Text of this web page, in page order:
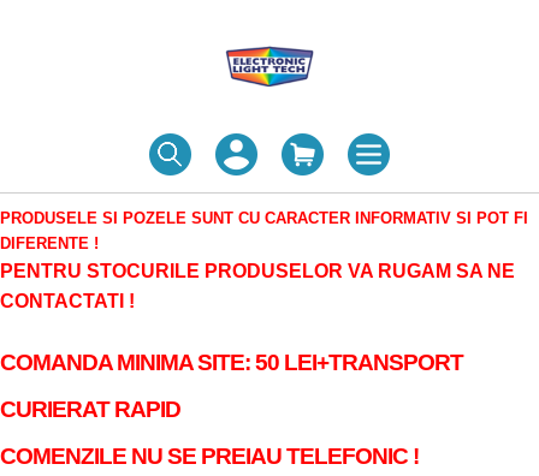
PRODUSELE SI POZELE SUNT CU CARACTER INFORMATIV SI POT FI
DIFERENTE !
PENTRU STOCURILE PRODUSELOR VA RUGAM SA NE
CONTACTATI !
COMANDA MINIMA SITE: 50 LEI+TRANSPORT
CURIERAT RAPID
COMENZILE NU SE PREIAU TELEFONIC !